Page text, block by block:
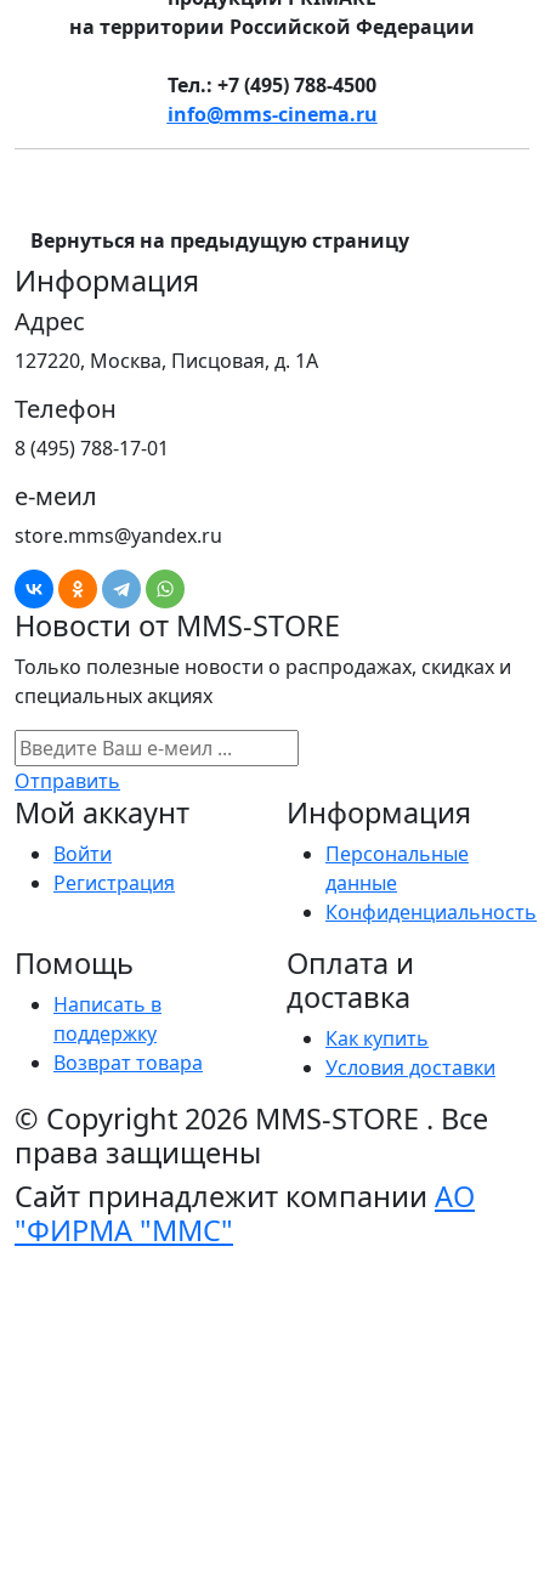
на территории Российской Федерации
Тел.: +7 (495) 788-4500
info@mms-cinema.ru
Вернуться на предыдущую страницу
Информация
Адрес
127220, Москва, Писцовая, д. 1А
Телефон
8 (495) 788-17-01
е-меил
store.mms@yandex.ru
Новости от MMS-STORE
Только полезные новости о распродажах, скидках и
специальных акциях
Отправить
Мой аккаунт
Войти
Регистрация
Информация
Персональные
данные
Конфиденциальность
Помощь
Написать в
поддержку
Возврат товара
Оплата и
доставка
Как купить
Условия доставки
© Copyright 2026 MMS-STORE . Все
права защищены
Сайт принадлежит компании АО
"ФИРМА "ММС"